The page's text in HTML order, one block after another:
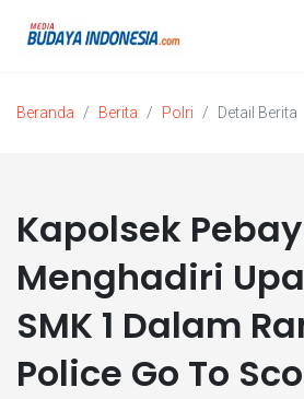
Beranda Berita Polri Detail Berita
Kapolsek
Menghadiri
SMK 1 Dalam
Police Go To